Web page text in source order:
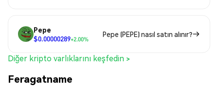
Pepe
$0.00000289+2.00%
Pepe (PEPE) nasıl satın alınır?
Diğer kripto varlıklarını keşfedin >
Feragatname